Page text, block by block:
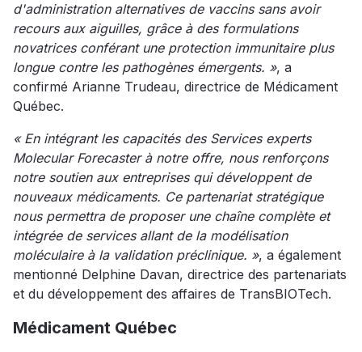
d'administration alternatives de vaccins sans avoir
recours aux aiguilles, grâce à des formulations
novatrices conférant une protection immunitaire plus
longue contre les pathogènes émergents. », a
confirmé Arianne Trudeau, directrice de Médicament
Québec.
« En intégrant les capacités des Services experts
Molecular Forecaster à notre offre, nous renforçons
notre soutien aux entreprises qui développent de
nouveaux médicaments. Ce partenariat stratégique
nous permettra de proposer une chaîne complète et
intégrée de services allant de la modélisation
moléculaire à la validation préclinique. », a également
mentionné Delphine Davan, directrice des partenariats
et du développement des affaires de TransBIOTech.
Médicament Québec